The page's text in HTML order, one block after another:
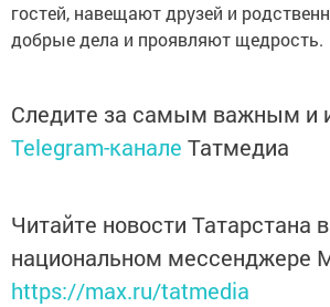
гостей, навещают друзей и
добрые дела и проявляют щедрость.
Следите за самым важным и
Telegram-канале Татмедиа
Читайте новости Татарстана в
национальном мессенджере
https://max.ru/tatmedia